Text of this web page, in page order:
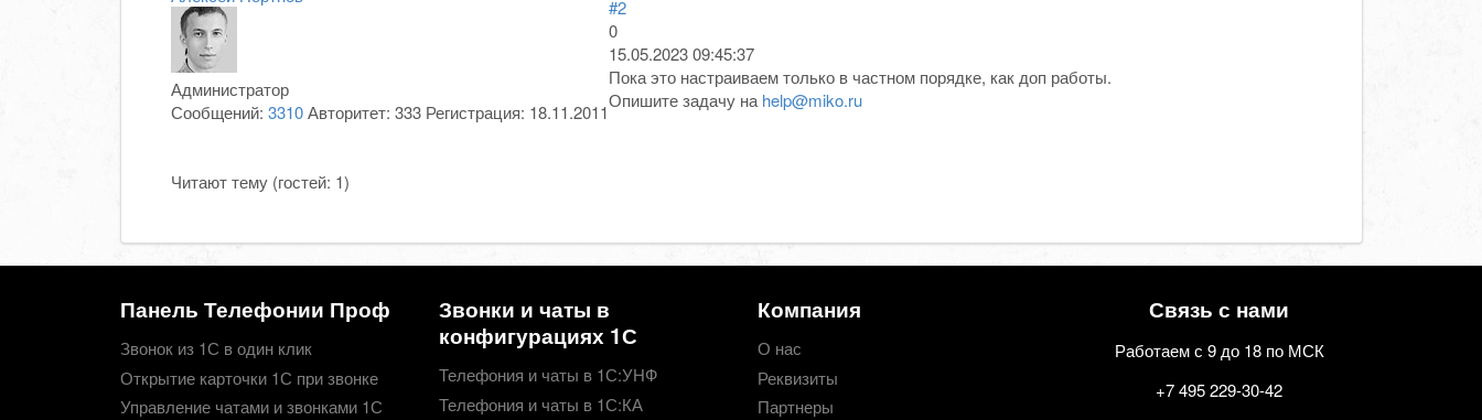
Администратор
Сообщений: 3310 Авторитет: 333 Регистрация: 18.11.2011
#2
0
15.05.2023 09:45:37
Пока это настраиваем только в частном порядке, как доп работы.
Опишите задачу на help@miko.ru
Читают тему (гостей: 1)
Панель Телефонии Проф
Звонок из 1С в один клик
Открытие карточки 1С при звонке
Управление чатами и звонками 1С
Звонки и чаты в
конфигурациях 1С
Телефония и чаты в 1С:УНФ
Телефония и чаты в 1С:КА
Компания
О нас
Реквизиты
Партнеры
Связь с нами
Работаем с 9 до 18 по МСК
+7 495 229-30-42